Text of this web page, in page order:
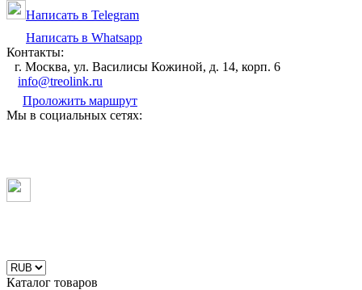
Написать в Telegram
Написать в Whatsapp
Контакты:
г. Москва, ул. Василисы Кожиной, д. 14, корп. 6
info@treolink.ru
Проложить маршрут
Мы в социальных сетях:
Каталог товаров